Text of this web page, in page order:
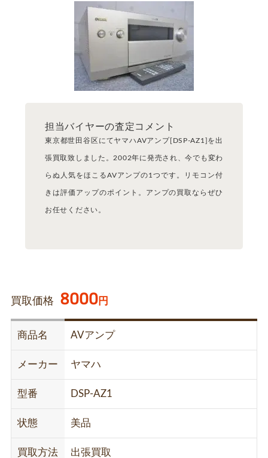
担当バイヤーの査定コメント
東京都世田谷区にてヤマハAVアンプ[DSP-AZ1]を出
張買取致しました。2002年に発売され、今でも変わ
らぬ人気をほこるAVアンプの1つです。リモコン付
きは評価アップのポイント。アンプの買取ならぜひ
お任せください。
買取価格 8000円
商品名 AVアンプ
メーカー ヤマハ
型番 DSP-AZ1
状態 美品
買取方法 出張買取